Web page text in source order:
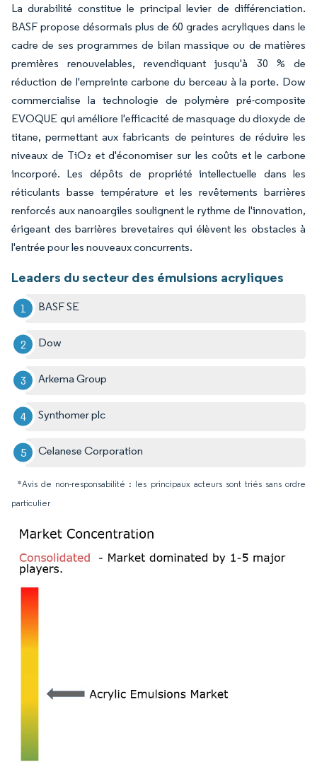
La durabilité constitue le principal levier de différenciation.
BASF propose désormais plus de 60 grades acryliques dans le
cadre de ses programmes de bilan massique ou de matières
premières renouvelables, revendiquant jusqu'à 30 % de
réduction de l'empreinte carbone du berceau à la porte. Dow
commercialise la technologie de polymère pré-composite
EVOQUE qui améliore l'efficacité de masquage du dioxyde de
titane, permettant aux fabricants de peintures de réduire les
niveaux de TiO₂ et d'économiser sur les coûts et le carbone
incorporé. Les dépôts de propriété intellectuelle dans les
réticulants basse température et les revêtements barrières
renforcés aux nanoargiles soulignent le rythme de l'innovation,
érigeant des barrières brevetaires qui élèvent les obstacles à
l'entrée pour les nouveaux concurrents.
Leaders du secteur des émulsions acryliques
BASF SE
Dow
Arkema Group
Synthomer plc
Celanese Corporation
*Avis de non-responsabilité : les principaux acteurs sont triés sans ordre
particulier